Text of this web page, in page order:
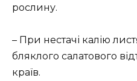
рослину.
– При нестачі калію
бляклого салатового
країв.